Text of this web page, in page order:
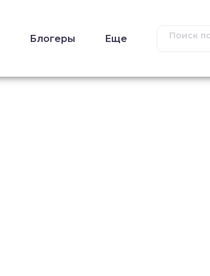
Блогеры Еще